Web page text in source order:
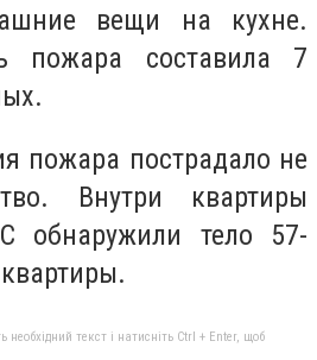
вещи на кухне.
пожара составила 7
пожара пострадало не
Внутри квартиры
обнаружили тело 57-
текст і натисніть Ctrl + Enter, щоб